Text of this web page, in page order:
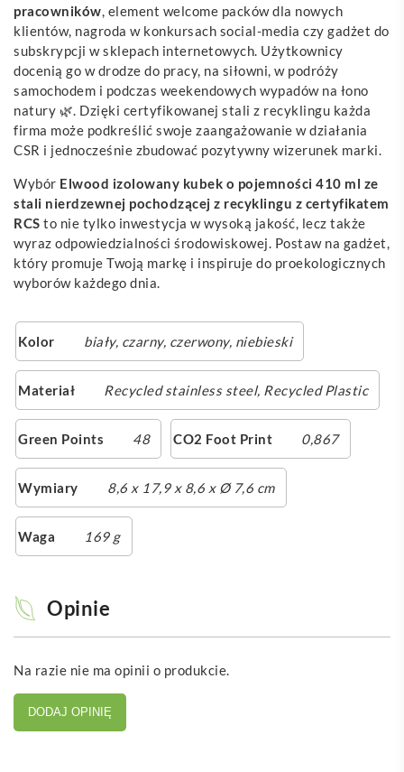
pracowników, element welcome packów dla nowych
klientów, nagroda w konkursach social-media czy gadżet do
subskrypcji w sklepach internetowych. Użytkownicy
docenią go w drodze do pracy, na siłowni, w podróży
samochodem i podczas weekendowych wypadów na łono
natury 🌿. Dzięki certyfikowanej stali z recyklingu każda
firma może podkreślić swoje zaangażowanie w działania
CSR i jednocześnie zbudować pozytywny wizerunek marki.
Wybór Elwood izolowany kubek o pojemności 410 ml ze
stali nierdzewnej pochodzącej z recyklingu z certyfikatem
RCS to nie tylko inwestycja w wysoką jakość, lecz także
wyraz odpowiedzialności środowiskowej. Postaw na gadżet,
który promuje Twoją markę i inspiruje do proekologicznych
wyborów każdego dnia.
Kolor biały, czarny, czerwony, niebieski
Materiał Recycled stainless steel, Recycled Plastic
Green Points 48 CO2 Foot Print 0,867
Wymiary 8,6 x 17,9 x 8,6 x Ø 7,6 cm
Waga 169 g
Opinie
Na razie nie ma opinii o produkcie.
DODAJ OPINIĘ